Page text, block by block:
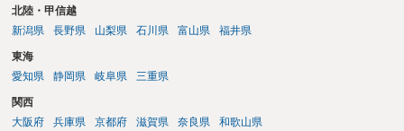
北陸・甲信越
新潟県
長野県 山梨県 石川県 富山県 福井県
東海
愛知県
静岡県 岐阜県 三重県
関西
大阪府
兵庫県 京都府 滋賀県 奈良県 和歌山県